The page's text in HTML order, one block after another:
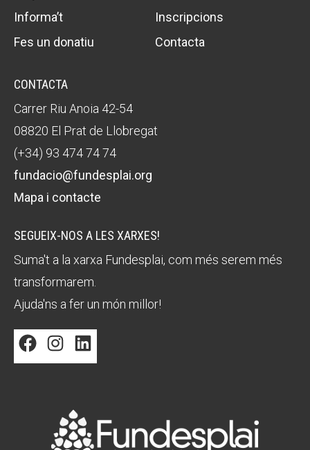
Informa’t
Inscripcions
Fes un donatiu
Contacta
CONTACTA
Carrer Riu Anoia 42-54
08820 El Prat de Llobregat
(+34) 93 474 74 74
fundacio@fundesplai.org
Mapa i contacte
SEGUEIX-NOS A LES XARXES!
Suma't a la xarxa Fundesplai, com més serem més
transformarem.
Ajuda'ns a fer un món millor!
FacebookInstagram